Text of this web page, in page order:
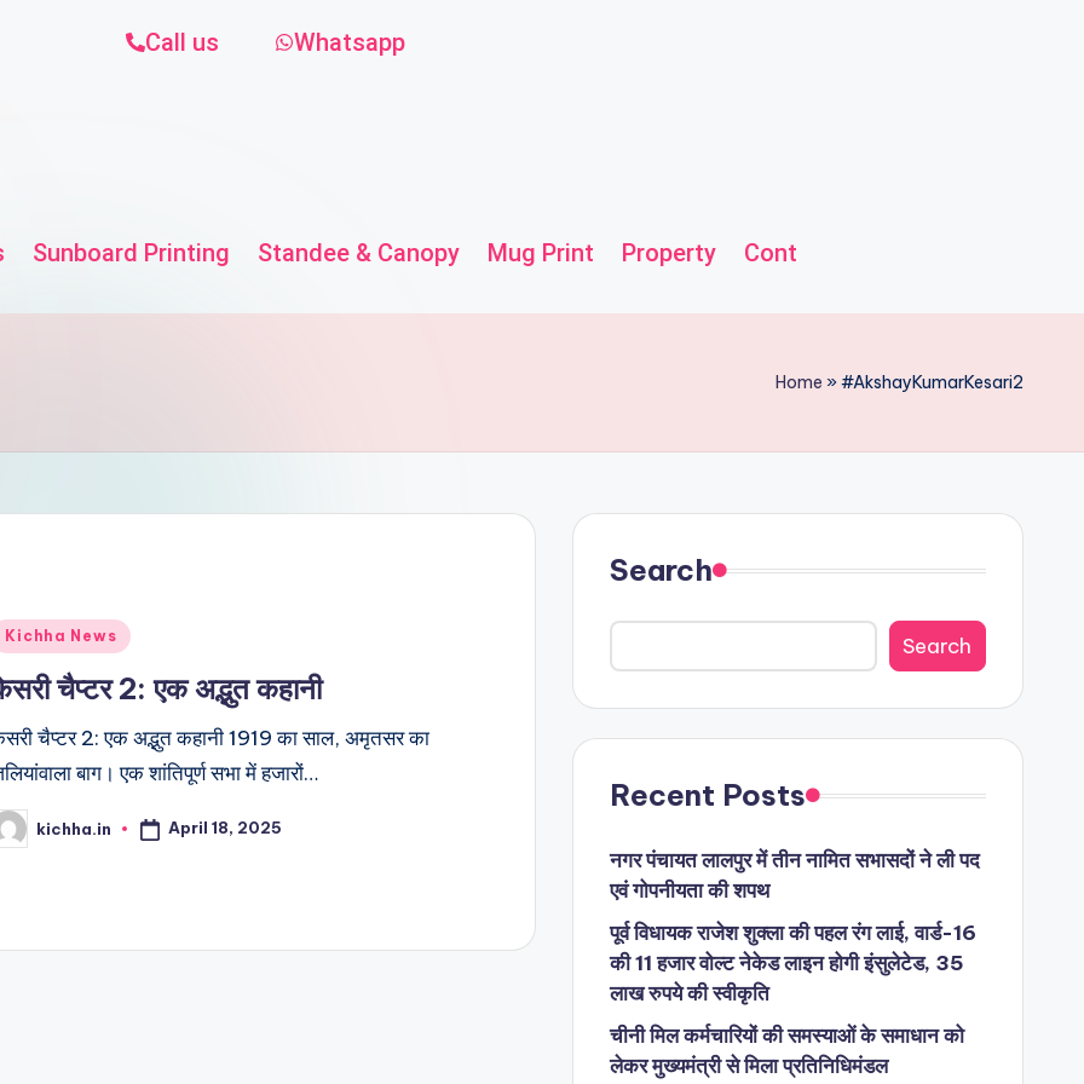
Call us Whatsapp
Sunboard Printing Standee & Canopy Mug Print Property Contact us
Home »#AkshayKumarKesari2
Kichha News
चैप्टर 2: एक अद्भुत कहानी
चैप्टर 2: एक अद्भुत कहानी 1919 का साल, अमृतसर का
बाग। एक शांतिपूर्ण सभा में हजारों…
kichha.in April 18, 2025
Search
Search
Recent Posts
नगर पंचायत लालपुर में तीन नामित सभासदों ने ली पद
एवं गोपनीयता की शपथ
पूर्व विधायक राजेश शुक्ला की पहल रंग लाई, वार्ड-16
की 11 हजार वोल्ट नेकेड लाइन होगी इंसुलेटेड, 35
लाख रुपये की स्वीकृति
चीनी मिल कर्मचारियों की समस्याओं के समाधान को
लेकर मुख्यमंत्री से मिला प्रतिनिधिमंडल